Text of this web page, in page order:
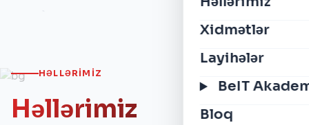
Xidmətlər
Layihələr
BeIT
Bloq
HƏLLƏRIMIZ
Həllərimiz